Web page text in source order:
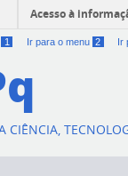
Acesso à
1 Ir para o menu 2 Ir
CIÊNCIA,